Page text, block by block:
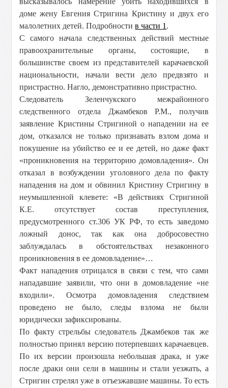
доме жену Евгения Стригина Кристину и двух его
малолетних детей. Подробностив части 1 .
С самого начала следственных действий местные
правоохранительные органы, состоящие, в
большинстве своем из представителей карачаевской
национальности, начали вести дело предвзято и
пристрастно. Нагло, демонстративно пристрастно.
Следователь Зеленчукского межрайонного
следственного отдела Джамбеков Р.М., получив
заявление Кристины Стригиной о нападении на ее
дом, отказался не только признавать взлом дома и
покушение на убийство ее и ее детей, но даже факт
«проникновения на территорию домовладения». Он
отказал в возбуждении уголовного дела по факту
нападения на дом и обвинил Кристину Стригину в
неумышленной клевете: «В действиях Стригиной
К.Е. отсутствует состав преступления,
предусмотренного ст.306 УК РФ, то есть заведомо
ложный донос, так как она добросовестно
заблуждалась в обстоятельствах незаконного
проникновения в ее домовладение»…
Факт нападения отрицался в связи с тем, что сами
нападавшие заявили, что они в домовладение «не
входили». Осмотра домовладения следствием
проведено не было, следы взлома не были
юридически зафиксированы.
По факту стрельбы следователь Джамбеков так же
полностью принял версию потерпевших карачаевцев.
По их версии произошла небольшая драка, и уже
после драки они сели в машины и стали уезжать, а
Стригин стрелял уже в отъезжавшие машины. То есть